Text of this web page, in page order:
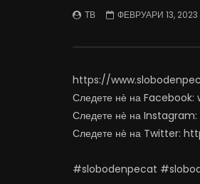
ТВ ФЕВРУАРИ 13, 2023
https://
Следете нѐ на
Следете нѐ на
Следете нѐ на Twitter:
#slobodenpecat